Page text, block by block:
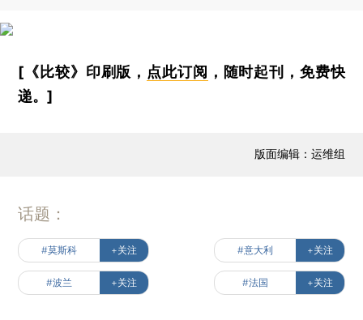
[《比较》印刷版， 点此订阅 ，随时起刊，免费快
递。]
版面编辑：运维组
话题：
#莫斯科 +关注 #意大利 +关注
#波兰 +关注 #法国 +关注